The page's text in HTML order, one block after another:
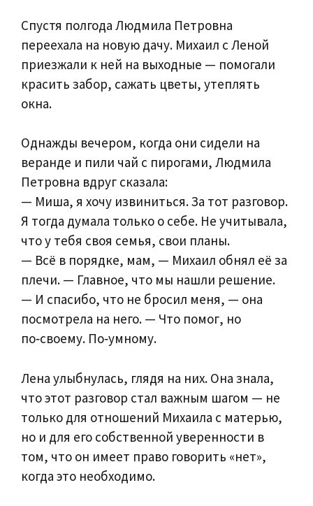
Спустя полгода Людмила Петровна
переехала на новую дачу. Михаил с Леной
приезжали к ней на выходные — помогали
красить забор, сажать цветы, утеплять
окна.
Однажды вечером, когда они сидели на
веранде и пили чай с пирогами, Людмила
Петровна вдруг сказала:
— Миша, я хочу извиниться. За тот разговор.
Я тогда думала только о себе. Не учитывала,
что у тебя своя семья, свои планы.
— Всё в порядке, мам, — Михаил обнял её за
плечи. — Главное, что мы нашли решение.
— И спасибо, что не бросил меня, — она
посмотрела на него. — Что помог, но
по‑своему. По‑умному.
Лена улыбнулась, глядя на них. Она знала,
что этот разговор стал важным шагом — не
только для отношений Михаила с матерью,
но и для его собственной уверенности в
том, что он имеет право говорить «нет»,
когда это необходимо.